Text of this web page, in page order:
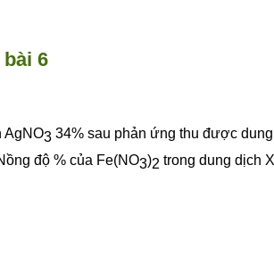
6
AgNO3 34% sau phản ứng thu được dung
độ % của Fe(NO3)2 trong dung dịch